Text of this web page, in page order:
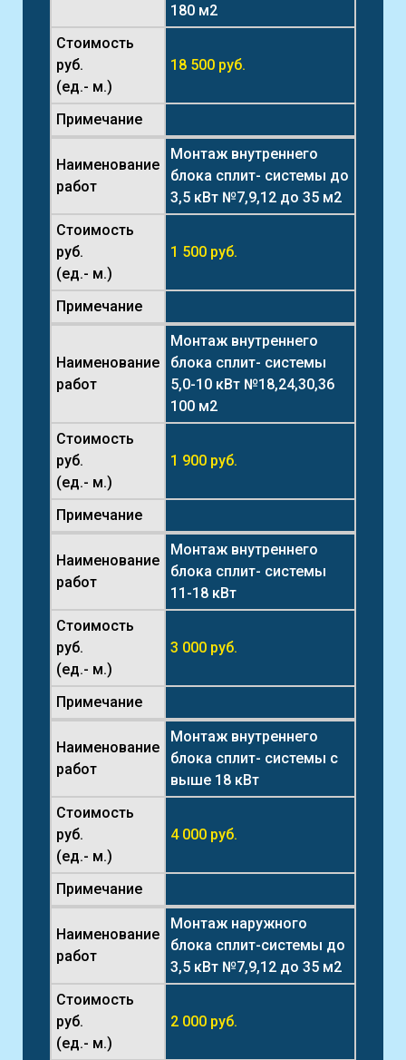
180 м2
Стоимость
руб.
(ед.- м.)
18 500 руб.
Примечание
Наименование
работ
Монтаж внутреннего
блока сплит- системы до
3,5 кВт №7,9,12 до 35 м2
Стоимость
руб.
(ед.- м.)
1 500 руб.
Примечание
Наименование
работ
Монтаж внутреннего
блока сплит- системы
5,0-10 кВт №18,24,30,36
100 м2
Стоимость
руб.
(ед.- м.)
1 900 руб.
Примечание
Наименование
работ
Монтаж внутреннего
блока сплит- системы
11-18 кВт
Стоимость
руб.
(ед.- м.)
3 000 руб.
Примечание
Наименование
работ
Монтаж внутреннего
блока сплит- системы с
выше 18 кВт
Стоимость
руб.
(ед.- м.)
4 000 руб.
Примечание
Наименование
работ
Монтаж наружного
блока сплит-системы до
3,5 кВт №7,9,12 до 35 м2
Стоимость
руб.
(ед.- м.)
2 000 руб.